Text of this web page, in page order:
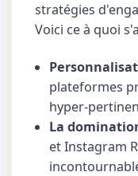
stratégies
Voici ce à quoi
plateformes
hyper-
La
et Instagram